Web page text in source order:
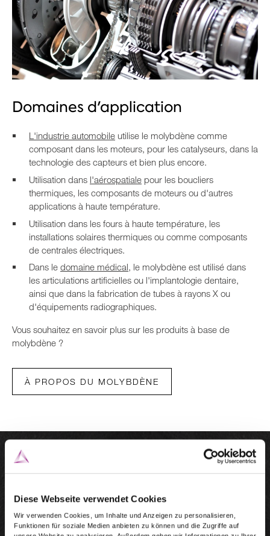
Diese Webseite verwendet Cookies
Wir verwenden Cookies, um Inhalte und Anzeigen zu personalisieren,
Funktionen für soziale Medien anbieten zu können und die Zugriffe auf
Domaines d'application
L'industrie automobile utilise le molybdène comme
composant dans les moteurs, pour les catalyseurs, dans la
technologie des capteurs et bien plus encore.
Utilisation dans l'aérospatiale pour les boucliers
thermiques, les composants de moteurs ou d'autres
applications à haute température.
Utilisation dans les fours à haute température, les
installations solaires thermiques ou comme composants
de centrales électriques.
Dans le domaine médical, le molybdène est utilisé dans
les articulations artificielles ou l'implantologie dentaire,
ainsi que dans la fabrication de tubes à rayons X ou
d'équipements radiographiques.
Vous souhaitez en savoir plus sur les produits à base de
molybdène ?
À PROPOS DU MOLYBDÈNE